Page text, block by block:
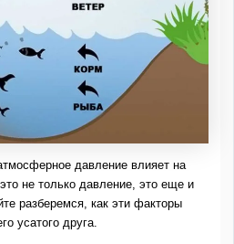
давление влияет на
не только давление, это еще и
разберемся, как эти факторы
усатого друга.